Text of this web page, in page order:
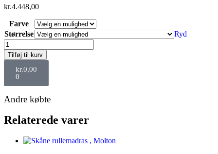
kr.4.448,00
Farve
Størrelse
Ryd
Tilføj til kurv
kr.0,00
0
Andre købte
Relaterede varer